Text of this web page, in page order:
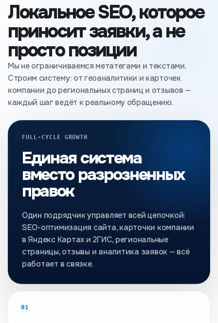
Локальное SEO, которое
приносит заявки, а не
просто позиции
Мы не ограничиваемся метатегами и текстами.
Строим систему: от геоаналитики и карточек
компании до региональных страниц и отзывов —
каждый шаг ведёт к реальному обращению.
FULL-CYCLE GROWTH
Единая система
вместо разрозненных
правок
Один подрядчик управляет всей цепочкой:
SEO-оптимизация сайта, карточки компании
в Яндекс Картах и 2ГИС, региональные
страницы, отзывы и аналитика заявок — всё
работает в связке.
01